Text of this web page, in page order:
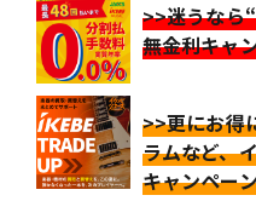
>>迷うなら
無金利キャ
>>更にお得
ラムなど、
キャンペー